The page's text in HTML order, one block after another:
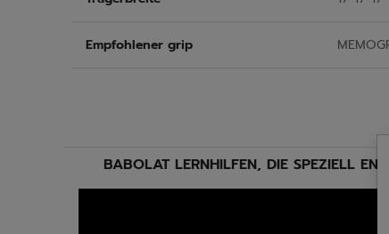
Empfohlener grip
BABOLAT LERNHILFEN, DIE SPEZIELL